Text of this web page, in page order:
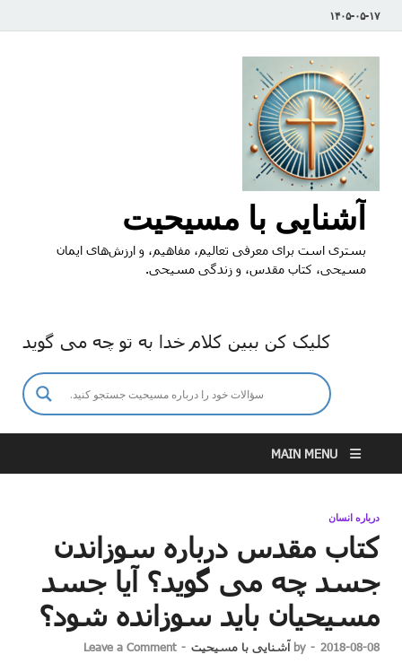
۱۴۰۵-۰۵-۱۷
آشنایی با مسیحیت
بستری است برای معرفی تعالیم، مفاهیم، و ارزش‌های ایمان
مسیحی، کتاب مقدس، و زندگی مسیحی.
کلیک کن ببین کلام خدا به تو چه می گوید
MAIN MENU
درباره انسان
کتاب مقدس درباره سوزاندن
جسد چه می گوید؟ آیا جسد
مسیحیان باید سوزانده شود؟
2018-08-08
-
by آشنایی با مسیحیت -
Leave a Comment